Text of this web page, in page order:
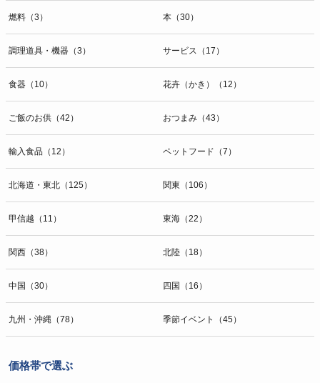
燃料（3） 本（30）
調理道具・機器（3） サービス（17）
食器（10） 花卉（かき）（12）
ご飯のお供（42） おつまみ（43）
輸入食品（12） ペットフード（7）
北海道・東北（125） 関東（106）
甲信越（11） 東海（22）
関西（38） 北陸（18）
中国（30） 四国（16）
九州・沖縄（78） 季節イベント（45）
価格帯で選ぶ